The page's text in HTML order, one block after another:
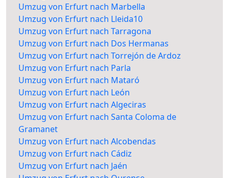
Umzug von Erfurt nach Marbella
Umzug von Erfurt nach Lleida10
Umzug von Erfurt nach Tarragona
Umzug von Erfurt nach Dos Hermanas
Umzug von Erfurt nach Torrejón de Ardoz
Umzug von Erfurt nach Parla
Umzug von Erfurt nach Mataró
Umzug von Erfurt nach León
Umzug von Erfurt nach Algeciras
Umzug von Erfurt nach Santa Coloma de
Gramanet
Umzug von Erfurt nach Alcobendas
Umzug von Erfurt nach Cádiz
Umzug von Erfurt nach Jaén